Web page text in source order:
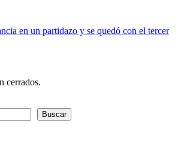
en un partidazo y se quedó con el tercer
cerrados.
Buscar